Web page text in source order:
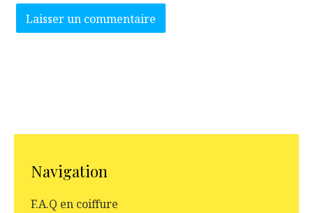
Navigation
F.A.Q en coiffure